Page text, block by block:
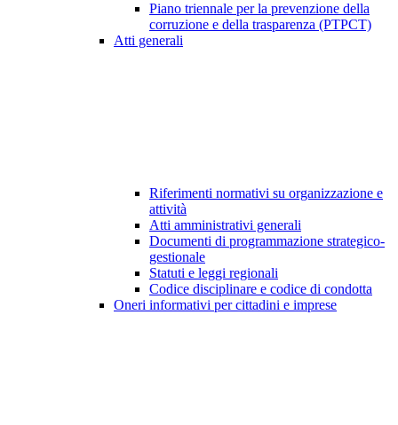
Piano triennale per la prevenzione della
corruzione e della trasparenza (PTPCT)
Atti generali
Riferimenti normativi su organizzazione e
attività
Atti amministrativi generali
Documenti di programmazione strategico-
gestionale
Statuti e leggi regionali
Codice disciplinare e codice di condotta
Oneri informativi per cittadini e imprese